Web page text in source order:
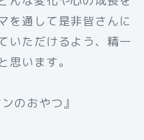
を通して是非皆さんに
いただけるよう、精一
思います。
のおやつ』